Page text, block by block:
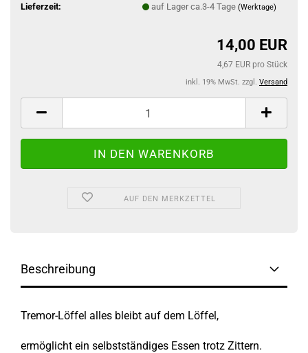
Lieferzeit:
auf Lager ca.3-4 Tage (Werktage)
14,00 EUR
4,67 EUR pro Stück
inkl. 19% MwSt. zzgl. Versand
AUF DEN MERKZETTEL
Beschreibung
Tremor-Löffel alles bleibt auf dem Löffel,
ermöglicht ein selbstständiges Essen trotz Zittern.